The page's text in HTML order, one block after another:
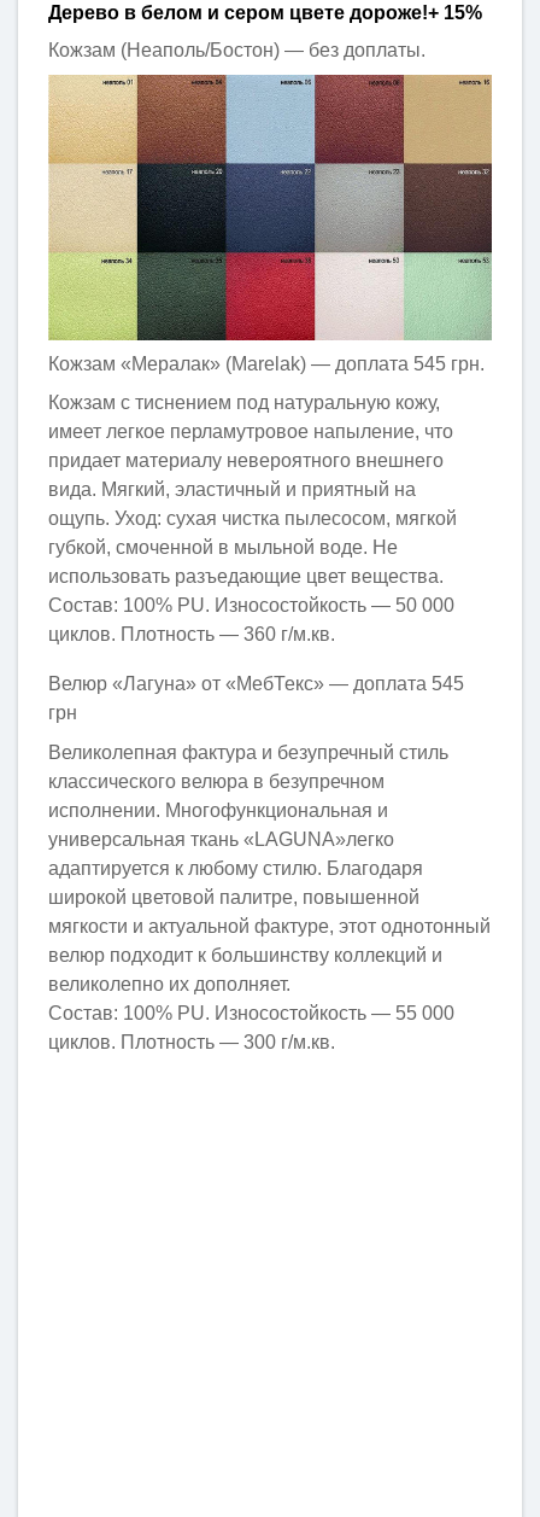
Дерево в белом и сером цвете дороже!+ 15%
Кожзам (Неаполь/Бостон) — без доплаты.
Кожзам «Мералак» (Marelak) — доплата 545 грн.
Кожзам с тиснением под натуральную кожу,
имеет легкое перламутровое напыление, что
придает материалу невероятного внешнего
вида. Мягкий, эластичный и приятный на
ощупь. Уход: сухая чистка пылесосом, мягкой
губкой, смоченной в мыльной воде. Не
использовать разъедающие цвет вещества.
Состав: 100% PU. Износостойкость — 50 000
циклов. Плотность — 360 г/м.кв.
Велюр «Лагуна» от «МебТекс» — доплата 545
грн
Великолепная фактура и безупречный стиль
классического велюра в безупречном
исполнении. Многофункциональная и
универсальная ткань «LAGUNA»легко
адаптируется к любому стилю. Благодаря
широкой цветовой палитре, повышенной
мягкости и актуальной фактуре, этот однотонный
велюр подходит к большинству коллекций и
великолепно их дополняет.
Состав: 100% PU. Износостойкость — 55 000
циклов. Плотность — 300 г/м.кв.